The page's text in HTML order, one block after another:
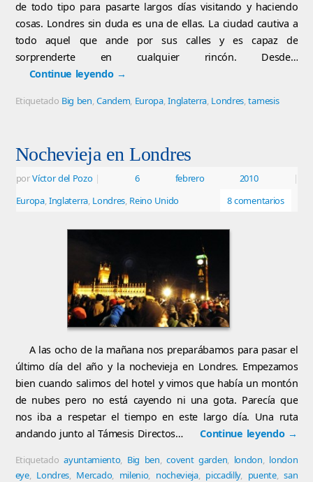
de todo tipo para pasarte largos días visitando y haciendo
cosas. Londres sin duda es una de ellas. La ciudad cautiva a
todo aquel que ande por sus calles y es capaz de
sorprenderte en cualquier rincón. Desde…
Continue leyendo →
Etiquetado Big ben,Candem, Europa,Inglaterra, Londres,tamesis
Nochevieja en Londres
porVíctor del Pozo | 6 febrero 2010
|
Europa,Inglaterra, Londres, Reino Unido 8 comentarios
A las ocho de la mañana nos preparábamos para pasar el
último día del año y la nochevieja en Londres. Empezamos
bien cuando salimos del hotel y vimos que había un montón
de nubes pero no está cayendo ni una gota. Parecía que
nos iba a respetar el tiempo en este largo día. Una ruta
andando junto al Támesis Directos…
Continue leyendo →
Etiquetadoayuntamiento, Big ben,covent garden, london, london
eye, Londres, Mercado, milenio, nochevieja, piccadilly, puente,san